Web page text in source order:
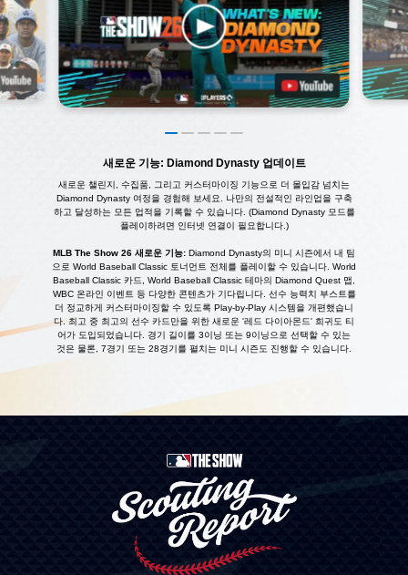
새로운 기능: Diamond Dynasty 업데이트
새로운 챌린지, 수집품, 그리고 커스터마이징 기능으로 더 몰입감 넘치는
Diamond Dynasty 여정을 경험해 보세요. 나만의 전설적인 라인업을 구축
하고 달성하는 모든 업적을 기록할 수 있습니다. (Diamond Dynasty 모드를
플레이하려면 인터넷 연결이 필요합니다.)
MLB The Show 26 새로운 기능:Diamond Dynasty의 미니 시즌에서 내 팀
으로 World Baseball Classic 토너먼트 전체를 플레이할 수 있습니다. World
Baseball Classic 카드, World Baseball Classic 테마의 Diamond Quest 맵,
WBC 온라인 이벤트 등 다양한 콘텐츠가 기다립니다. 선수 능력치 부스트를
더 정교하게 커스터마이징할 수 있도록 Play-by-Play 시스템을 개편했습니
다. 최고 중 최고의 선수 카드만을 위한 새로운 '레드 다이아몬드' 희귀도 티
어가 도입되었습니다. 경기 길이를 3이닝 또는 9이닝으로 선택할 수 있는
것은 물론, 7경기 또는 28경기를 펼치는 미니 시즌도 진행할 수 있습니다.